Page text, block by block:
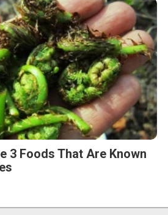
3 Foods That Are Known